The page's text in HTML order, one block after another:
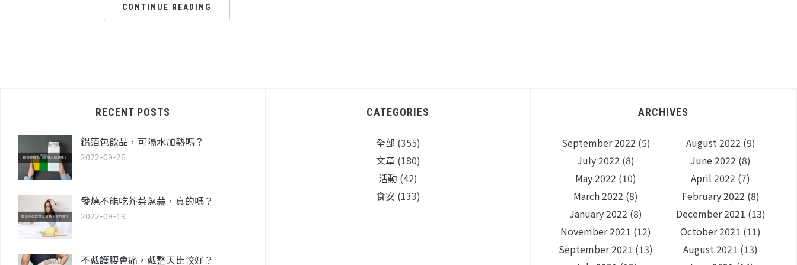
CONTINUE READING
RECENT POSTS
鋁箔包飲品，可隔水加熱嗎？
2022-09-26
發燒不能吃芥菜蔥蒜，真的嗎？
2022-09-19
不戴護腰會痛，戴整天比較好？
CATEGORIES
全部 (355)
文章(180)
活動 (42)
食安 (133)
ARCHIVES
September 2022 (5) August 2022 (9)
July 2022 (8) June 2022 (8)
May 2022 (10) April 2022 (7)
March 2022 (8) February 2022 (8)
January 2022 (8) December 2021 (13)
November 2021 (12) October 2021 (11)
September 2021 (13) August 2021 (13)